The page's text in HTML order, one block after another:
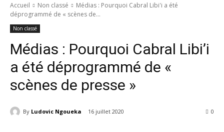
Accueil Non classé
Médias : Pourquoi Cabral Libi'i a été
déprogrammé de « scènes de...
Non classé
Médias : Pourquoi Cabral Libi’i
a été déprogrammé de «
scènes de presse »
By Ludovic Ngoueka 16 juillet 2020 0